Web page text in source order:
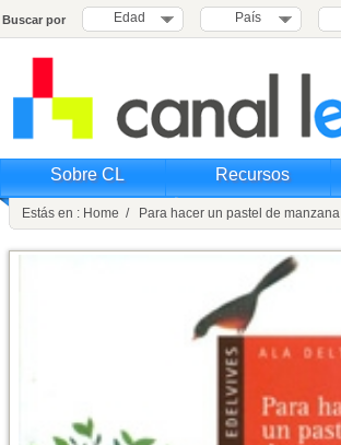
Buscar por Edad País
Sobre CL Recursos
Estás en : Home / Para hacer un pastel de manzana